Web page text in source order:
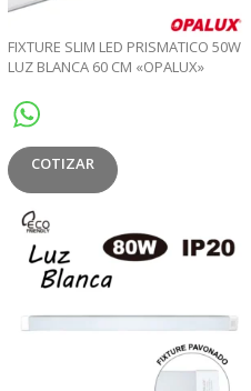
FIXTURE SLIM LED PRISMATICO 50W
LUZ BLANCA 60 CM «OPALUX»
COTIZAR